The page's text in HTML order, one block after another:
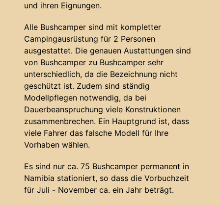
und ihren Eignungen.
Alle Bushcamper sind mit kompletter
Campingausrüstung für 2 Personen
ausgestattet. Die genauen Austattungen sind
von Bushcamper zu Bushcamper sehr
unterschiedlich, da die Bezeichnung nicht
geschützt ist. Zudem sind ständig
Modellpflegen notwendig, da bei
Dauerbeanspruchung viele Konstruktionen
zusammenbrechen. Ein Hauptgrund ist, dass
viele Fahrer das falsche Modell für Ihre
Vorhaben wählen.
Es sind nur ca. 75 Bushcamper permanent in
Namibia stationiert, so dass die Vorbuchzeit
für Juli - November ca. ein Jahr beträgt.